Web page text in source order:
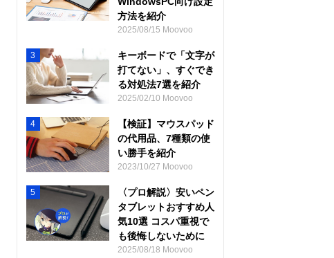
方法を紹介
2025/08/15 Moovoo
3
キーボードで「文字が
打てない」、すぐでき
る対処法7選を紹介
2025/02/10 Moovoo
4
【検証】マウスパッド
の代用品、7種類の使
い勝手を紹介
2023/10/27 Moovoo
5
〈プロ解説〉安いペン
タブレットおすすめ人
気10選 コスパ重視で
も後悔しないために
2025/08/18 Moovoo